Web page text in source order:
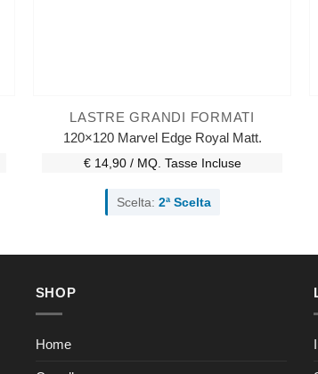
LASTRE GRANDI FORMATI
120×120 Marvel Edge Royal Matt.
€ 14,90 / MQ. Tasse Incluse
Scelta: 2ª Scelta
SHOP
Home